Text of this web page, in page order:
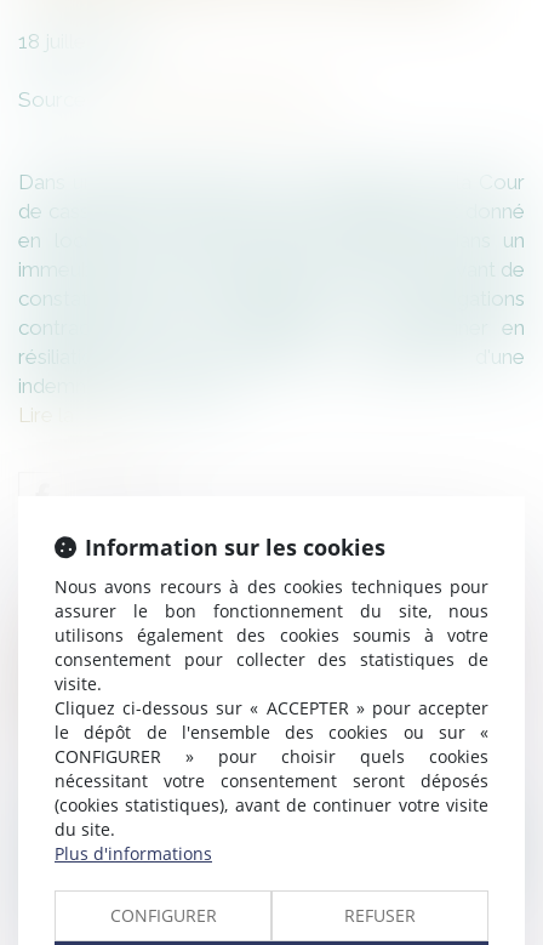
18
Source :
Dans une affaire portée à la connaissance de la Cour
de cassation le 6 juillet dernier, un bailleur avait donné
en location un local à usage commercial dans un
immeuble soumis au statut de la copropriété, avant de
constater divers manquements à ses obligations
contractuelles par le locataire, et de l’assigner en
résiliation du bail, expulsion et paiement d'une
indemnité d'occupation...
Lire la suite
CONSIGNATION DU LOYER : LE JUGE DOIT
RECHERCHER SI LE TROUBLE REND LE BIEN
LOUÉ IMPROPRE À L’USAGE AUQUEL IL EST
DESTINÉ
Dans une affaire portée à la connaissance de la
Cour de cassation le 6 juillet dernier, un bailleur
avait donné en location un local à usage
commercial dans un immeuble soumis au statut de
la copro...
Information sur les cookies
Nous avons recours à des cookies techniques pour
assurer le bon fonctionnement du site, nous
utilisons également des cookies soumis à votre
consentement pour collecter des statistiques de
visite.
Cliquez ci-dessous sur « ACCEPTER » pour accepter
le dépôt de l'ensemble des cookies ou sur «
CONFIGURER » pour choisir quels cookies
nécessitant votre consentement seront déposés
(cookies statistiques), avant de continuer votre visite
du site.
Plus d'informations
CONFIGURER REFUSER